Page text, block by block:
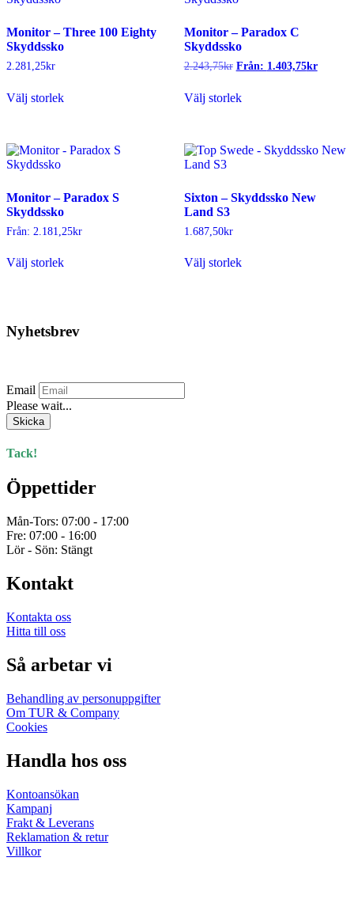
Monitor – Three 100 Eighty
Skyddssko
2.281,25kr
Välj storlekhär
varianter.
alternativen
kan
väljas
Monitor – Paradox C
Skyddssko
2.243,75kr Från: 1.403,75kr
Välj storlekhär
varianter.
alternativen
Monitor – Paradox S
Skyddssko
Från: 2.181,25kr
Välj storlekhär
De
väljas
på
Sixton – Skyddssko New
Land S3
1.687,50kr
Välj storlekhär
Nyhetsbrev
Email
Please wait...
Skicka
Tack!
Öppettider
Mån-Tors: 07:00 - 17:00
Fre: 07:00 - 16:00
Lör - Sön: Stängt
Kontakt
Kontakta oss
Hitta till oss
Så arbetar vi
Behandling av personuppgifter
Om TUR & Company
Cookies
Handla hos oss
Kontoansökan
Kampanj
Frakt & Leverans
Reklamation & retur
Villkor